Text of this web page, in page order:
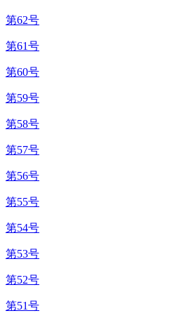
第62号
第61号
第60号
第59号
第58号
第57号
第56号
第55号
第54号
第53号
第52号
第51号